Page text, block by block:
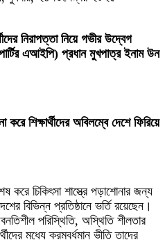
নিরাপত্তা নিয়ে গভীর উদ্বেগ
এআইপি) প্রধান মুখপাত্র ইনাম উন
শিক্ষার্থীদের অবিলম্বে দেশে ফিরিয়ে
করে চিকিৎসা শাস্ত্রে পড়াশোনার জন্য
বিভিন্ন প্রতিষ্ঠানে ভর্তি রয়েছেন।
পরিস্থিতি, অস্থিতি শীলতার
মধ্যে ক্রমবর্ধমান ভীতি তাদের